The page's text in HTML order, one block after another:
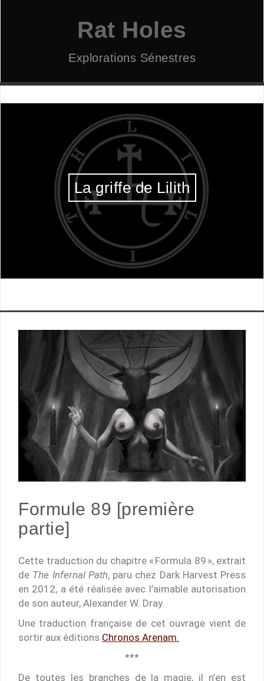
Rat Holes
Explorations Sénestres
La griffe de Lilith
Formule 89 [première
partie]
Cette traduction du chapitre « Formula 89 », extrait
de The Infernal Path, paru chez Dark Harvest Press
en 2012, a été réalisée avec l’aimable autorisation
de son auteur, Alexander W. Dray.
Une traduction française de cet ouvrage vient de
sortir aux éditions Chronos Arenam.
***
De toutes les branches de la magie, il n’en est